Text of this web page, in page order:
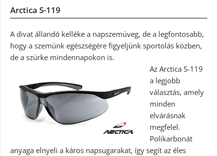
Arctica S-119
A divat állandó kelléke a napszemüveg, de a legfontosabb,
hogy a szemünk egészségére figyeljünk sportolás közben,
de a szürke mindennapokon is.
Az Arctica S-119
a legjobb
választás, amely
minden
elvárásnak
megfelel.
Polikarbonát
anyaga elnyeli a káros napsugarakat, így segít az éles